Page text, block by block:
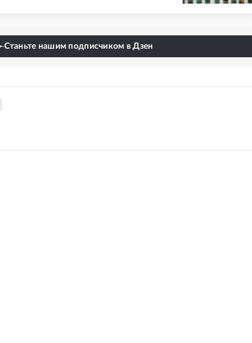
Станьте нашим подписчиком в Дзен